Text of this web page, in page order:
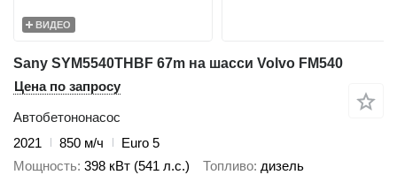
ВИДЕО
Sany SYM5540THBF 67m на шасси Volvo FM540
Цена по запросу
Автобетононасос
2021
850 м/ч
Euro 5
Мощность 398 кВт (541 л.с.) Топливо дизель